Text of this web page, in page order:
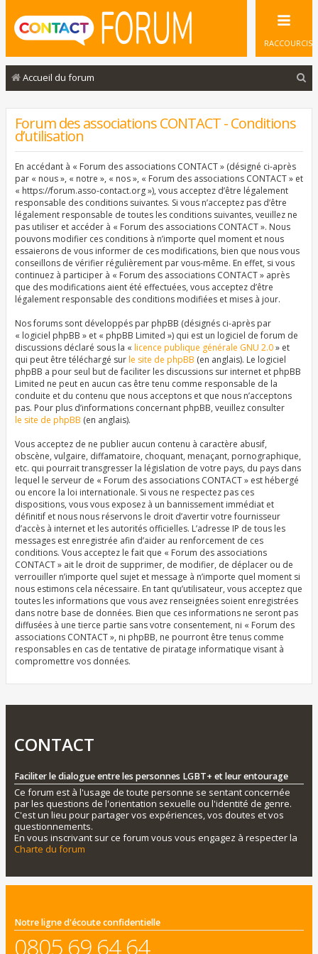
RACCOURCIS
Accueil du forum
Forum des associations CONTACT - Conditions
d’utilisation
En accédant à « Forum des associations CONTACT » (désigné ci-après
par « nous », « notre », « nos », « Forum des associations CONTACT » et
« https://forum.asso-contact.org »), vous acceptez d’être légalement
responsable des conditions suivantes. Si vous n’acceptez pas d’être
légalement responsable de toutes les conditions suivantes, veuillez ne
pas utiliser et accéder à « Forum des associations CONTACT ». Nous
pouvons modifier ces conditions à n’importe quel moment et nous
essaierons de vous informer de ces modifications, bien que nous vous
conseillons de vérifier régulièrement par vous-même. En effet, si vous
continuez à participer à « Forum des associations CONTACT » après
que des modifications aient été effectuées, vous acceptez d’être
légalement responsable des conditions modifiées et mises à jour.
Nos forums sont développés par phpBB (désignés ci-après par
« logiciel phpBB » et « phpBB Limited ») qui est un logiciel de forum de
discussions déclaré sous la « licence publique générale GNU 2.0» et
qui peut être téléchargé surle site de phpBB (en anglais). Le logiciel
phpBB a pour seul but de faciliter les discussions sur internet et phpBB
Limited ne peut en aucun cas être tenu comme responsable de la
conduite et du contenu que nous acceptons et que nous n’acceptons
pas. Pour plus d’informations concernant phpBB, veuillez consulter
le site de phpBB (en anglais).
Vous acceptez de ne publier aucun contenu à caractère abusif,
obscène, vulgaire, diffamatoire, choquant, menaçant, pornographique,
etc. qui pourrait transgresser la législation de votre pays, du pays dans
lequel le serveur de « Forum des associations CONTACT » est hébergé
ou encore la loi internationale. Si vous ne respectez pas ces
dispositions, vous vous exposez à un bannissement immédiat et
définitif et nous nous réservons le droit d’avertir votre fournisseur
d’accès à internet et les autorités officielles. L’adresse IP de tous les
messages est enregistrée afin d’aider au renforcement de ces
conditions. Vous acceptez le fait que « Forum des associations
CONTACT » ait le droit de supprimer, de modifier, de déplacer ou de
verrouiller n’importe quel sujet et message à n’importe quel moment si
nous estimons cela nécessaire. En tant qu’utilisateur, vous acceptez que
toutes les informations que vous avez renseignées soient enregistrées
dans notre base de données. Bien que ces informations ne seront pas
diffusées à une tierce partie sans votre consentement, ni « Forum des
associations CONTACT », ni phpBB, ne pourront être tenus comme
responsables en cas de tentative de piratage informatique visant à
compromettre vos données.
CONTACT
Faciliter le dialogue entre les personnes LGBT+ et leur entourage
Ce forum est à l'usage de toute personne se sentant concernée
par les questions de l'orientation sexuelle ou l'identité de genre.
C'est un lieu pour partager vos expériences, vos doutes et vos
questionnements.
En vous inscrivant sur ce forum vous vous engagez à respecter la
Charte du forum
Notre ligne d'écoute confidentielle
0805 69 64 64